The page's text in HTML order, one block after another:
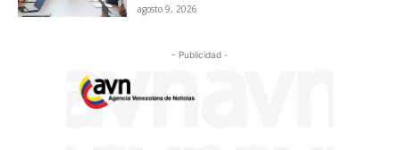
agosto 9, 2026
- Publicidad -